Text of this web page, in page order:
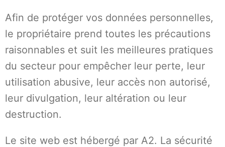
Afin de protéger vos données personnelles,
le propriétaire prend toutes les précautions
raisonnables et suit les meilleures pratiques
du secteur pour empêcher leur perte, leur
utilisation abusive, leur accès non autorisé,
leur divulgation, leur altération ou leur
destruction.
Le site web est hébergé par A2. La sécurité